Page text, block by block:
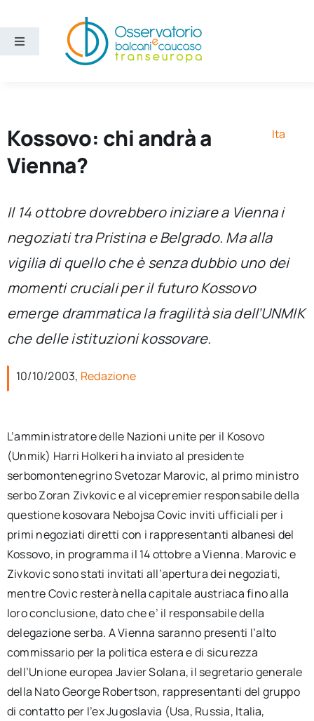
contenuto
Toggle
Ricerca e divulgazione
Sezioni
Chi siamo
per:
Kossovo: chi andrà a
Vienna?
Ita
Il 14 ottobre dovrebbero iniziare a Vienna i
negoziati tra Pristina e Belgrado. Ma alla
vigilia di quello che è senza dubbio uno dei
momenti cruciali per il futuro Kossovo
emerge drammatica la fragilità sia dell’UNMIK
che delle istituzioni kossovare.
10/10/2003, Redazione
L’amministratore delle Nazioni unite per il Kosovo
(Unmik) Harri Holkeri ha inviato al presidente
serbomontenegrino Svetozar Marovic, al primo ministro
serbo Zoran Zivkovic e al vicepremier responsabile della
questione kosovara Nebojsa Covic inviti ufficiali per i
primi negoziati diretti con i rappresentanti albanesi del
Kossovo, in programma il 14 ottobre a Vienna. Marovic e
Zivkovic sono stati invitati all’apertura dei negoziati,
mentre Covic resterà nella capitale austriaca fino alla
loro conclusione, dato che e’ il responsabile della
delegazione serba. A Vienna saranno presenti l’alto
commissario per la politica estera e di sicurezza
dell’Unione europea Javier Solana, il segretario generale
della Nato George Robertson, rappresentanti del gruppo
di contatto per l’ex Jugoslavia (Usa, Russia, Italia,